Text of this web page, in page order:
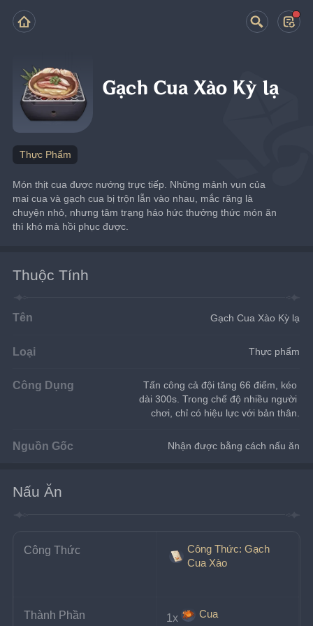
Gạch Cua Xào Kỳ lạ
Thực Phẩm
Món thịt cua được nướng trực tiếp. Những mảnh vụn của
mai cua và gạch cua bị trộn lẫn vào nhau, mắc răng là
chuyện nhỏ, nhưng tâm trạng háo hức thưởng thức món ăn
thì khó mà hồi phục được.
Thuộc Tính
Tên Gạch Cua Xào Kỳ lạ
Loại Thực phẩm
Công Dụng
Tấn công cả đội tăng 66 điểm, kéo
dài 300s. Trong chế độ nhiều người
chơi, chỉ có hiệu lực với bản thân.
Nguồn Gốc Nhận được bằng cách nấu ăn
Nấu Ăn
Công Thức
Công Thức: Gạch
Cua Xào
Thành Phần 1x Cua